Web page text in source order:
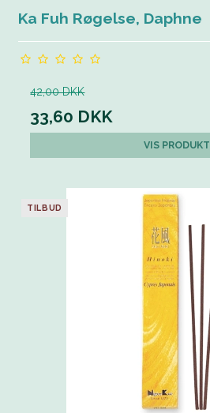
Ka Fuh Røgelse, Daphne
42,00 DKK
33,60 DKK
VIS PRODUKT
TILBUD